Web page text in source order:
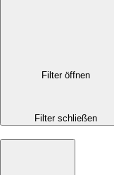
Filter öffnen
Filter schließen